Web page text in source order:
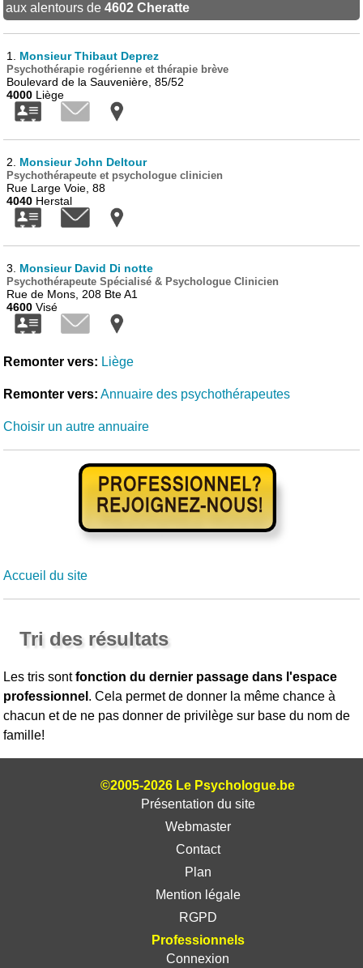
aux alentours de4602 Cheratte
1. Monsieur Thibaut Deprez
Psychothérapie rogérienne et thérapie brève
Boulevard de la Sauvenière, 85/52
4000 Liège
2. Monsieur John Deltour
Psychothérapeute et psychologue clinicien
Rue Large Voie, 88
4040 Herstal
3. Monsieur David Di notte
Psychothérapeute Spécialisé & Psychologue Clinicien
Rue de Mons, 208 Bte A1
4600 Visé
Remonter vers: Liège
Remonter vers: Annuaire des psychothérapeutes
Choisir un autre annuaire
Accueil du site
Tri des résultats
Les tris sontfonction du dernier passage dans l'espace
professionnel . Cela permet de donner la même chance à
chacun et de ne pas donner de privilège sur base du nom de
famille!
©2005-2026 Le Psychologue.be
Présentation du site
Webmaster
Contact
Plan
Mention légale
RGPD
Professionnels
Connexion